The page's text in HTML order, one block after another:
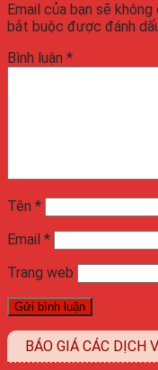
Email của bạn sẽ
bắt buộc được đánh
Bình luận *
Tên *
Email *
Trang web
BÁO GIÁ CÁC DỊCH